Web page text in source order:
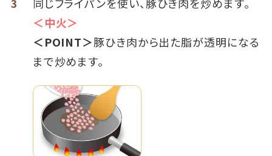
3
同じフライパンを使い、豚ひき肉を炒めます。
＜中火＞
＜POINT＞豚ひき肉から出た脂が透明になる
まで炒めます。